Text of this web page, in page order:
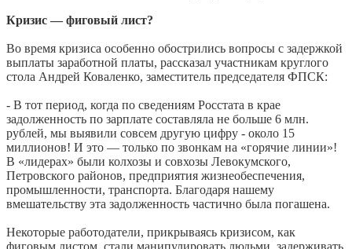
Кризис — фиговый лист?
Во время кризиса особенно обострились вопросы с задержкой
выплаты заработной платы, рассказал участникам круглого
стола Андрей Коваленко, заместитель председателя ФПСК:
- В тот период, когда по сведениям Росстата в крае
задолженность по зарплате составляла не больше 6 млн.
рублей, мы выявили совсем другую цифру - около 15
миллионов! И это — только по звонкам на «горячие линии»!
В «лидерах» были колхозы и совхозы Левокумского,
Петровского районов, предприятия жизнеобеспечения,
промышленности, транспорта. Благодаря нашему
вмешательству эта задолженность частично была погашена.
Некоторые работодатели, прикрываясь кризисом, как